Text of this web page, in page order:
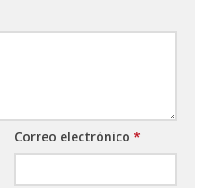
Correo electrónico *